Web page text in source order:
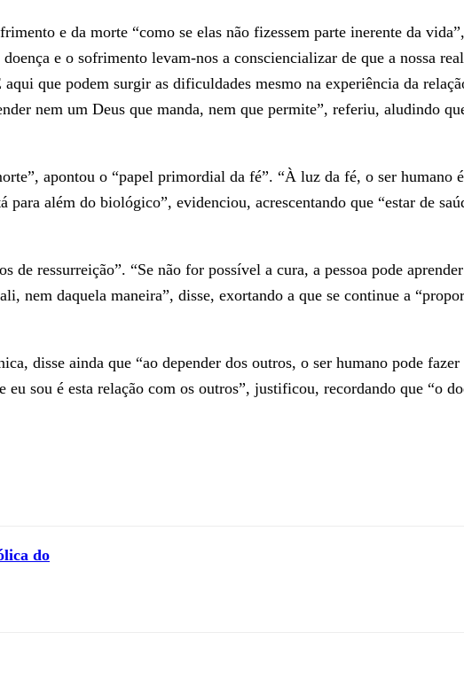
e da morte “como se elas não fizessem parte inerente da
e o sofrimento levam-nos a consciencializar de que a nossa
que podem surgir as dificuldades mesmo na experiência da
nem um Deus que manda, nem que permite”, referiu, aludindo
apontou o “papel primordial da fé”. “À luz da fé, o ser humano
além do biológico”, evidenciou, acrescentando que “estar de
ressurreição”. “Se não for possível a cura, a pessoa pode
nem daquela maneira”, disse, exortando a que se continue a
disse ainda que “ao depender dos outros, o ser humano pode
sou é esta relação com os outros”, justificou, recordando que “o
do